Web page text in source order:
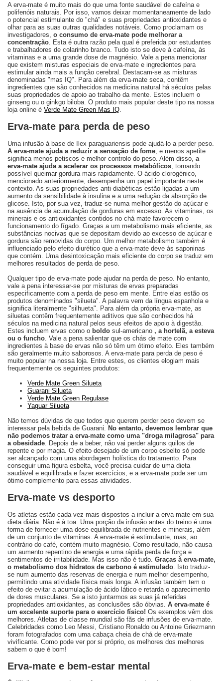
A erva-mate é muito mais do que uma fonte saudável de cafeína e
polifenóis naturais. Por isso, vamos deixar momentaneamente de lado
o potencial estimulante do "chá" e suas propriedades antioxidantes e
olhar para as suas outras qualidades notáveis. Como proclamam os
investigadores, o consumo de erva-mate pode melhorar a
concentração . Esta é outra razão pela qual é preferida por estudantes
e trabalhadores de colarinho branco. Tudo isto se deve à cafeína, às
vitaminas e a uma grande dose de magnésio. Vale a pena mencionar
que existem misturas especiais de erva-mate e ingredientes para
estimular ainda mais a função cerebral. Destacam-se as misturas
denominadas "mas IQ". Para além da erva-mate seca, contêm
ingredientes que são conhecidos na medicina natural há séculos pelas
suas propriedades de apoio ao trabalho da mente. Estes incluem o
ginseng ou o ginkgo biloba. O produto mais popular deste tipo na nossa
loja online é Verde Mate Green Mas IQ
Erva-mate para perda de peso
Uma infusão à base de Ilex paraguariensis pode ajudá-lo a perder peso.
A erva-mate ajuda a reduzir a sensação de fome , e menos apetite
significa menos petiscos e melhor controlo do peso. Além disso, a
erva-mate ajuda a acelerar os processos metabólicos , tornando
possível queimar gordura mais rapidamente. O ácido clorogénico,
mencionado anteriormente, desempenha um papel importante neste
contexto. As suas propriedades anti-diabéticas estão ligadas a um
aumento da sensibilidade à insulina e a uma redução da absorção de
glicose. Isto, por sua vez, traduz-se numa melhor gestão do açúcar e
na ausência de acumulação de gorduras em excesso. As vitaminas, os
minerais e os antioxidantes contidos no chá mate favorecem o
funcionamento do fígado. Graças a um metabolismo mais eficiente, as
substâncias nocivas que se depositam devido ao excesso de açúcar e
gordura são removidas do corpo. Um melhor metabolismo também é
influenciado pelo efeito diurético que a erva-mate deve às saponinas
que contém. Uma desintoxicação mais eficiente do corpo se traduz em
melhores resultados de perda de peso.
Qualquer tipo de erva-mate pode ajudar na perda de peso. No entanto,
vale a pena interessar-se por misturas de ervas preparadas
especificamente com a perda de peso em mente. Entre elas estão os
produtos denominados "silueta". A palavra vem da língua espanhola e
significa literalmente "silhueta". Para além da própria erva-mate, as
siluetas contêm frequentemente aditivos que são conhecidos há
séculos na medicina natural pelos seus efeitos de apoio à digestão.
Estes incluem ervas como o boldo sul-americano , a hortelã, a esteva
ou o funcho . Vale a pena salientar que os chás de mate com
ingredientes à base de ervas não só têm um ótimo efeito. Eles também
são geralmente muito saborosos. A erva-mate para perda de peso é
muito popular na nossa loja. Entre estes, os clientes elogiam mais
frequentemente os seguintes produtos:
Verde Mate Green Silueta
Guarani Silueta
Verde Mate Green Regulase
Yaguar Silueta
Não temos dúvidas de que todos que querem perder peso devem se
interessar pela bebida de Guarani.
No entanto, devemos lembrar que
não podemos tratar a erva-mate como uma "droga milagrosa" para
a obesidade . Depois de a beber, não vai perder alguns quilos de
repente e por magia. O efeito desejado de um corpo esbelto só pode
ser alcançado com uma abordagem holística do tratamento. Para
conseguir uma figura esbelta, você precisa cuidar de uma dieta
saudável e equilibrada e fazer exercícios, e a erva-mate pode ser um
ótimo complemento para essas atividades.
Erva-mate vs desporto
Os atletas estão cada vez mais dispostos a incluir a erva-mate em sua
dieta diária. Não é à toa. Uma porção da infusão antes do treino é uma
forma de fornecer uma dose equilibrada de nutrientes e minerais, além
de um conjunto de vitaminas. A erva-mate é estimulante, mas, ao
contrário do café, contém muito magnésio. Como resultado, não causa
um aumento repentino de energia e uma rápida perda de força e
sentimentos de irritabilidade. Mas isso não é tudo. Graças à erva-mate,
o metabolismo dos hidratos de carbono é estimulado . Isto traduz-
se num aumento das reservas de energia e num melhor desempenho,
permitindo uma atividade física mais longa. A infusão também tem o
efeito de evitar a acumulação de ácido lático e retarda o aparecimento
de dores musculares. Se a isto juntarmos as suas já referidas
propriedades antioxidantes, as conclusões são óbvias. A erva-mate é
um excelente suporte para o exercício físico! Os exemplos vêm dos
melhores. Atletas de classe mundial são fãs de infusões de erva-mate.
Celebridades como Leo Messi, Cristiano Ronaldo ou Antoine Griezmann
foram fotografados com uma cabaça cheia de chá de erva-mate
vivificante. Como pode ver por si próprio, os melhores dos melhores
sabem o que é bom!
Erva-mate e bem-estar mental